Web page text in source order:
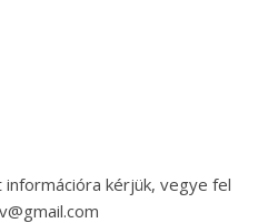
kérjük, vegye fel